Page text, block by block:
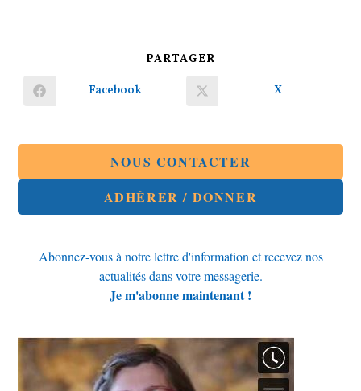
PARTAGER
Ouvrir
Facebook Ouvrir
X
NOUS CONTACTER
ADHÉRER / DONNER
Abonnez-vous à notre lettre d'information et recevez nos
actualités dans votre messagerie.
Je m'abonne maintenant !